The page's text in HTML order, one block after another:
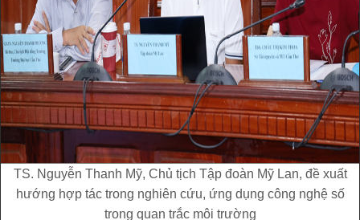
TS. Nguyễn Thanh Mỹ, Chủ tịch Tập đoàn Mỹ Lan, đề xuất
hướng hợp tác trong nghiên cứu, ứng dụng công nghệ số
trong quan trắc môi trường